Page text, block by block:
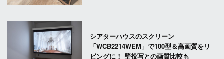
シアターハウスのスクリーン
「WCB2214WEM」で100型＆高画質をリ
ビングに！ 壁投写との画質比較も